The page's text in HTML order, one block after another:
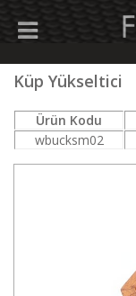
Küp Yükseltici
Ürün Kodu
wbucksm02